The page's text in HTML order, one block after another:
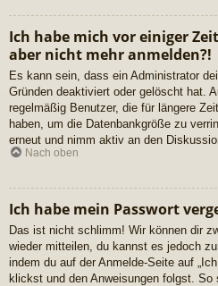
Ich habe mich vor einiger
aber nicht mehr anmelden?!
Es kann sein, dass ein Administrator
Gründen deaktiviert oder gelöscht hat.
regelmäßig Benutzer, die für längere
haben, um die Datenbankgröße zu
erneut und nimm aktiv an den
Nach oben
Ich habe mein Passwort
Das ist nicht schlimm! Wir können dir
wieder mitteilen, du kannst es jedoch
indem du auf der Anmelde-Seite auf
klickst und den Anweisungen folgst.